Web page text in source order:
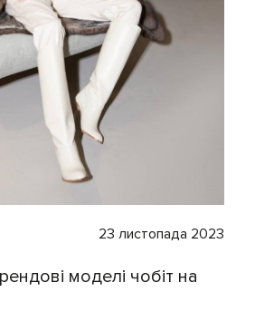
23 листопада 2023
моделі чобіт на